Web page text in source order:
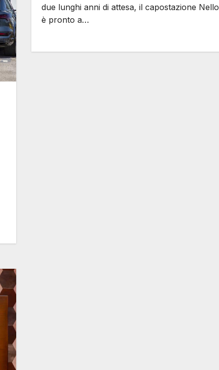
due lunghi anni di attesa, il capostazione Nello
è pronto a…